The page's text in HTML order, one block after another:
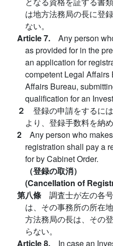
は地方法務局の長に登
ない。
Article 7. Any person
as provided for in the
an application for
competent Legal
Affairs Bureau,
qualification for an
２ 登録の申請をするに
より、登録手数料を納
2 Any person who
registration shall pay a
for by Cabinet Order.
（登録の取消）
(Cancellation of
第八條 調査士が左の各
は、その事務所の所在
方法務局の長は、その
らない。
Article 8. In case an